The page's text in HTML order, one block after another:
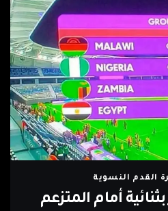
القدم النسوية
أمام المتزعم